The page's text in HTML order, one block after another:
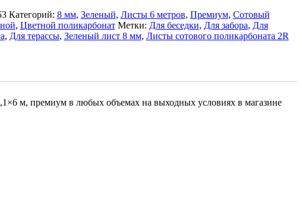
Категорий: 8 мм, Зеленый, Листы 6 метров, Премиум, Сотовый
, Цветной поликарбонат Метки: Для беседки, Для забора, Для
, Для терассы, Зеленый лист 8 мм, Листы сотового поликарбоната 2R
м, премиум в любых объемах на выходных условиях в магазине